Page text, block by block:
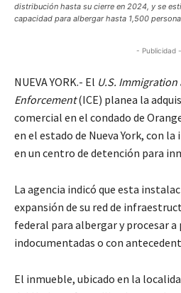
distribución hasta su cierre en 2024, y se
capacidad para albergar hasta 1,500
- Publicidad -
NUEVA YORK.- El U.S. Immigration
Enforcement(ICE) planea la
comercial en el condado de
en el estado de Nueva York, con
en un centro de detención para
La agencia indicó que esta
expansión de su red de
federal para albergar y procesar a
indocumentadas o con
El inmueble, ubicado en la